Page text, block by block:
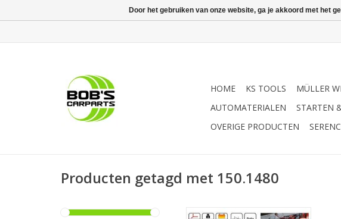
HOME KS TOOLS MÜLLER
AUTOMATERIALEN
STARTEN
OVERIGE PRODUCTEN
Producten getagd met 150.1480
- speciaal ontwikkelde,
Door het gebruiken van onze website, ga je akkoord met het